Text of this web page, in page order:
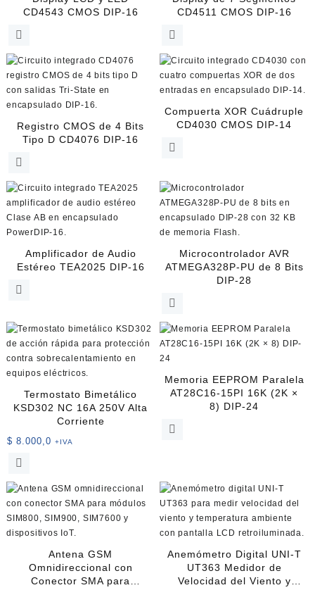
CD4543 CMOS DIP-16
CD4511 CMOS DIP-16
Registro CMOS de 4 Bits
Tipo D CD4076 DIP-16
Compuerta XOR Cuádruple
CD4030 CMOS DIP-14
Amplificador de Audio
Estéreo TEA2025 DIP-16
Microcontrolador AVR
ATMEGA328P-PU de 8 Bits
DIP-28
Termostato Bimetálico
KSD302 NC 16A 250V Alta
Corriente
$ 8.000,0 +IVA
Este
tiene
múltiples
variantes.
Las
pueden
Memoria EEPROM Paralela
AT28C16-15PI 16K (2K ×
8) DIP-24
Antena GSM
Omnidireccional con
Conector SMA para
Anemómetro Digital UNI-T
UT363 Medidor de
Velocidad del Viento y